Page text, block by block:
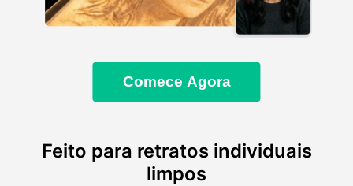
Comece Agora
Feito para retratos individuais
limpos